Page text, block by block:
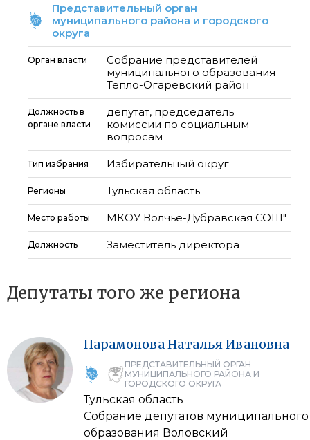
Представительный орган
муниципального района и городского
округа
Орган власти
Собрание представителей
муниципального образования
Тепло-Огаревский район
Должность в
органе власти
депутат, председатель
комиссии по социальным
вопросам
Тип избрания Избирательный округ
Регионы Тульская область
Место работы МКОУ Волчье-Дубравская СОШ"
Должность Заместитель директора
Депутаты того же региона
ПарамоноваНатальяИвановна
ПРЕДСТАВИТЕЛЬНЫЙ ОРГАН
МУНИЦИПАЛЬНОГО РАЙОНА И
ГОРОДСКОГО ОКРУГА
Тульская область
Собрание депутатов муниципального
образования Воловский